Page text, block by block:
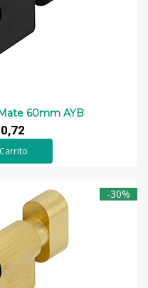
60mm AYB
-30%